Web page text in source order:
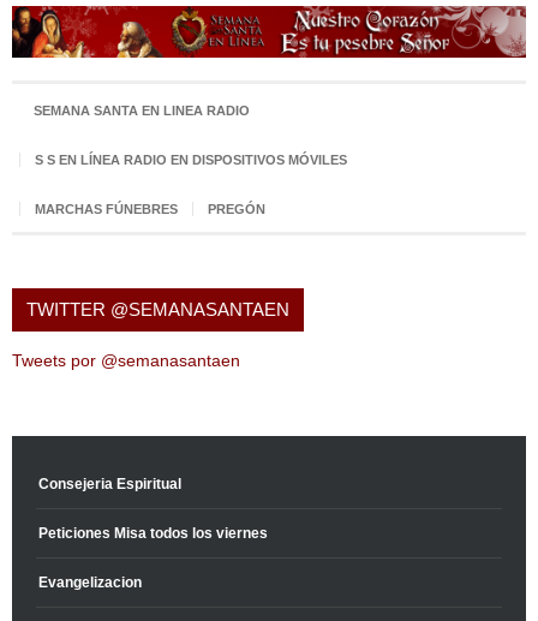
SEMANA SANTA EN LINEA RADIO
S S EN LÍNEA RADIO EN DISPOSITIVOS MÓVILES
MARCHAS FÚNEBRES PREGÓN
TWITTER @SEMANASANTAEN
Tweets por @semanasantaen
Consejeria Espiritual
Peticiones Misa todos los viernes
Evangelizacion